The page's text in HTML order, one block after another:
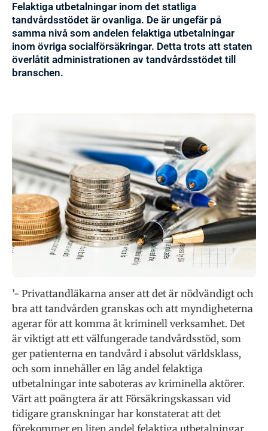
Felaktiga utbetalningar inom det statliga
tandvårdsstödet är ovanliga. De är ungefär på
samma nivå som andelen felaktiga utbetalningar
inom övriga socialförsäkringar. Detta trots att staten
överlåtit administrationen av tandvårdsstödet till
branschen.
’- Privattandläkarna anser att det är nödvändigt och
bra att tandvården granskas och att myndigheterna
agerar för att komma åt kriminell verksamhet. Det
är viktigt att ett välfungerade tandvårdsstöd, som
ger patienterna en tandvård i absolut världsklass,
och som innehåller en låg andel felaktiga
utbetalningar inte saboteras av kriminella aktörer.
Värt att poängtera är att Försäkringskassan vid
tidigare granskningar har konstaterat att det